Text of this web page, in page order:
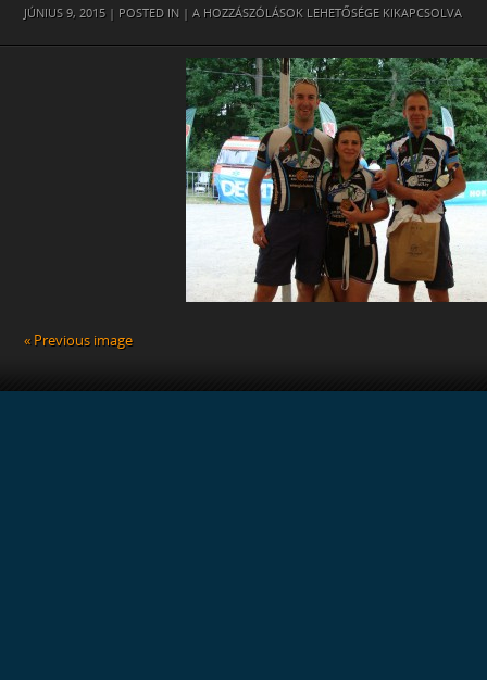
JÚNIUS 9, 2015 | POSTED IN | 11377126_935520543161191_953337958257983384_N
A HOZZÁSZÓLÁSOK LEHETŐSÉGE KIKAPCSOLVA
« Previous image